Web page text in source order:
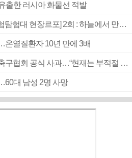
출한 러시아 화물선 적발
[2026 부산청소년극지체험탐험대 현장르포] 2회 : 하늘에서 만난 얼음의 나라
열질환자 10년 만에 3배
[속보] ‘심판 성접대’ 논란 축구협회 공식 사과…“현재는 부적절 행위 없어”
대 남성 2명 사망